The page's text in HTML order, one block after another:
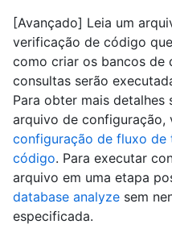
[Avançado] Leia um
verificação de código
como criar os bancos de
consultas serão
Para obter mais
arquivo de configuração,
configuração de fluxo
código. Para executar
arquivo em uma etapa
database analyze sem
especificada.